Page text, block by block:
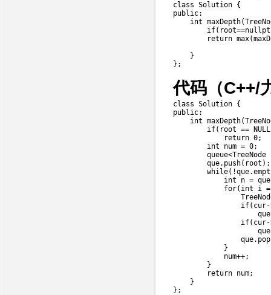
class Solution {
public:
int maxDepth(
if( root==
return max(
}
} ;
代码（C++/
class Solution {
public:
int maxDepth(
if( root == NULL
return 0;
int num = 0;
        queue
<TreeNode
        que
. push( root ) ;
while( !que.
int n = que
for( int i =
if( cur
                    que
if( cur
                    que
                que
. pop
}
            num
++;
}
return num;
}
} ;